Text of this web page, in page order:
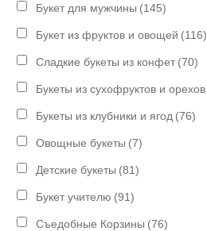
Букет для мужчины (145)
Букет из фруктов и овощей (116)
Сладкие букеты из конфет (70)
Букеты из сухофруктов и орехов
Букеты из клубники и ягод (76)
Овощные букеты (7)
Детские букеты (81)
Букет учителю (91)
Съедобные Корзины (76)